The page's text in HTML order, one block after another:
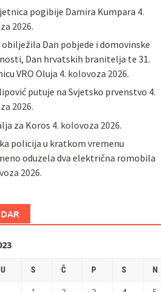
pogibije Damira Kumpara 4.
2026.
Dan pobjede i domovinske
Dan hrvatskih branitelja te 31.
VRO Oluja 4. kolovoza 2026.
putuje na Svjetsko prvenstvo 4.
2026.
za Koros 4. kolovoza 2026.
policija u kratkom vremenu
oduzela dva električna romobila
2026.
U S Č P S N